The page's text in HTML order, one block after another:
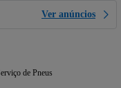
Ver anúncios
de Pneus